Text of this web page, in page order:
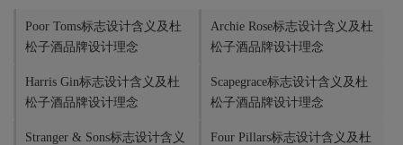
Poor Toms标志设计含义及杜
松子酒品牌设计理念
Archie Rose标志设计含义及杜
松子酒品牌设计理念
Harris Gin标志设计含义及杜
松子酒品牌设计理念
Scapegrace标志设计含义及杜
松子酒品牌设计理念
Stranger & Sons标志设计含义
Four Pillars标志设计含义及杜